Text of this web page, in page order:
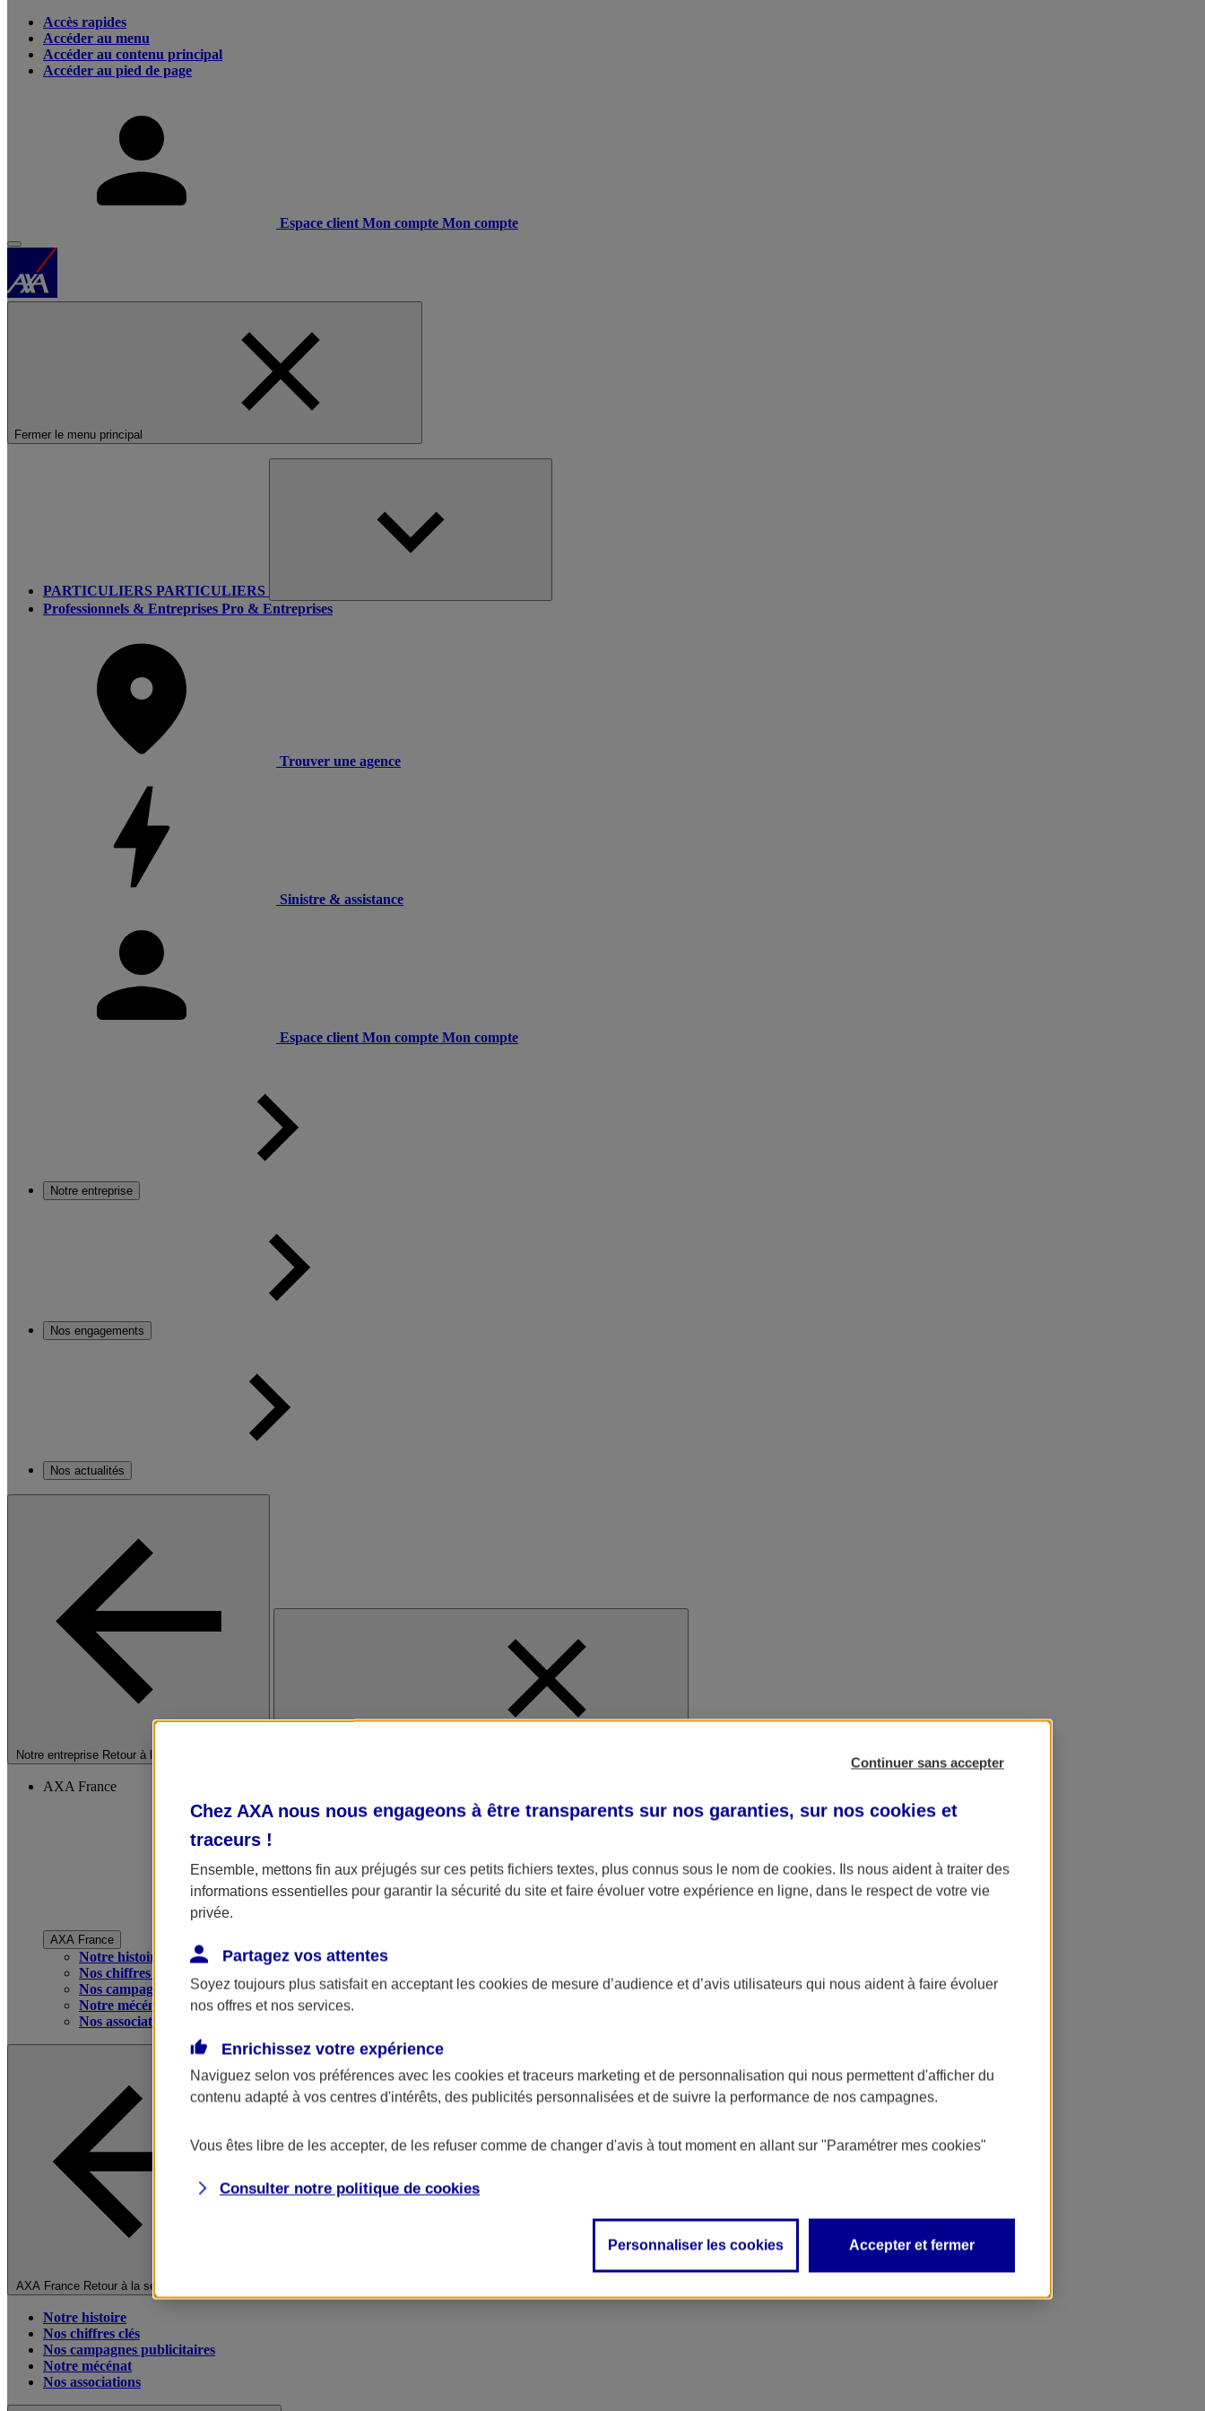
Accès rapides
Accéder au menu
Accéder au contenu principal
Accéder au pied de page
Espace client Mon compte Mon compte
Fermer le menu principal
PARTICULIERS PARTICULIERS
Professionnels & Entreprises Pro & Entreprises
Trouver une agence
Sinistre & assistance
Espace client Mon compte Mon compte
Notre entreprise
Nos engagements
Nos actualités
Notre entreprise Retour à la section précédente
AXA France
AXA France
Notre histoire
Nos chiffres clés
Nos campagnes publicitaires
Notre mécénat
Nos associations
AXA France Retour à la section précédente
Notre histoire
Nos chiffres clés
Nos campagnes publicitaires
Notre mécénat
Nos associations
Continuer sans accepter
Chez AXA nous nous engageons à être transparents sur nos garanties, sur nos cookies et
traceurs !
Ensemble, mettons fin aux préjugés sur ces petits fichiers textes, plus connus sous le nom de cookies. Ils nous aident à traiter des
informations essentielles pour garantir la sécurité du site et faire évoluer votre expérience en ligne, dans le respect de votre vie
privée.
Partagez vos attentes
Soyez toujours plus satisfait en acceptant les cookies de mesure d’audience et d’avis utilisateurs qui nous aident à faire évoluer
nos offres et nos services.
Enrichissez votre expérience
Naviguez selon vos préférences avec les cookies et traceurs marketing et de personnalisation qui nous permettent d'afficher du
contenu adapté à vos centres d'intérêts, des publicités personnalisées et de suivre la performance de nos campagnes.
Vous êtes libre de les accepter, de les refuser comme de changer d'avis à tout moment en allant sur "Paramétrer mes cookies"
Consulter notre politique de cookies
Personnaliser les cookies Accepter et fermer